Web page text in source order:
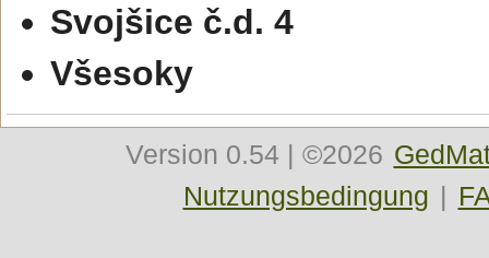
Svojšice č.d. 4
Všesoky
Version 0.54 | ©2026
Nutzungsbedingung |